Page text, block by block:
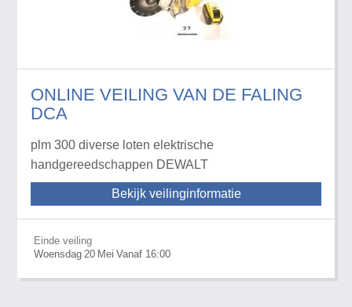
ONLINE VEILING VAN DE FALING
DCA
plm 300 diverse loten elektrische
handgereedschappen DEWALT
Bekijk veilinginformatie
Einde veiling
Woensdag 20 Mei Vanaf 16:00